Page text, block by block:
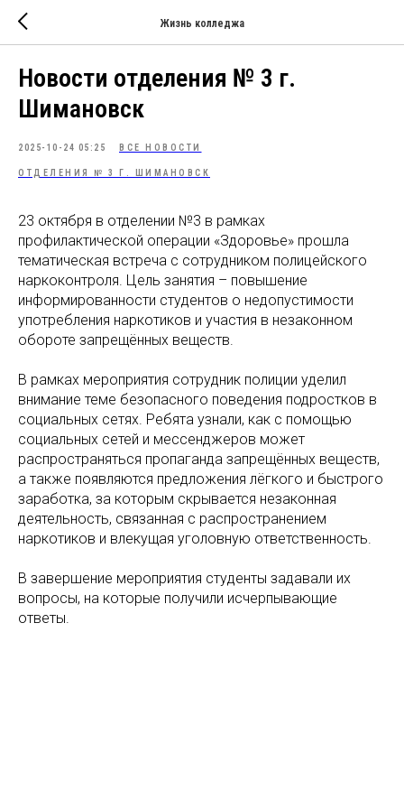
Жизнь колледжа
Новости отделения № 3 г.
Шимановск
2025-10-24 05:25 ВСЕ НОВОСТИ
ОТДЕЛЕНИЯ № 3 Г. ШИМАНОВСК
23 октября в отделении №3 в рамках
профилактической операции «Здоровье» прошла
тематическая встреча с сотрудником полицейского
наркоконтроля. Цель занятия – повышение
информированности студентов о недопустимости
употребления наркотиков и участия в незаконном
обороте запрещённых веществ.
В рамках мероприятия сотрудник полиции уделил
внимание теме безопасного поведения подростков в
социальных сетях. Ребята узнали, как с помощью
социальных сетей и мессенджеров может
распространяться пропаганда запрещённых веществ,
а также появляются предложения лёгкого и быстрого
заработка, за которым скрывается незаконная
деятельность, связанная с распространением
наркотиков и влекущая уголовную ответственность.
В завершение мероприятия студенты задавали их
вопросы, на которые получили исчерпывающие
ответы.